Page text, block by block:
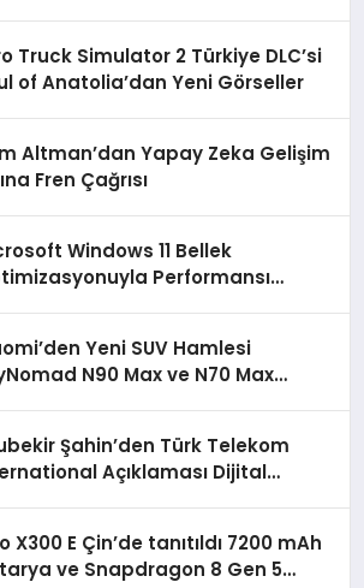
Truck Simulator 2 Türkiye DLC’si
of Anatolia’dan Yeni Görseller
Altman’dan Yapay Zeka Gelişim
Fren Çağrısı
Windows 11 Bellek
Performansı
Yeni SUV Hamlesi
N90 Max ve N70 Max
Şahin’den Türk Telekom
Açıklaması Dijital
X300 E Çin’de tanıtıldı 7200 mAh
ve Snapdragon 8 Gen 5